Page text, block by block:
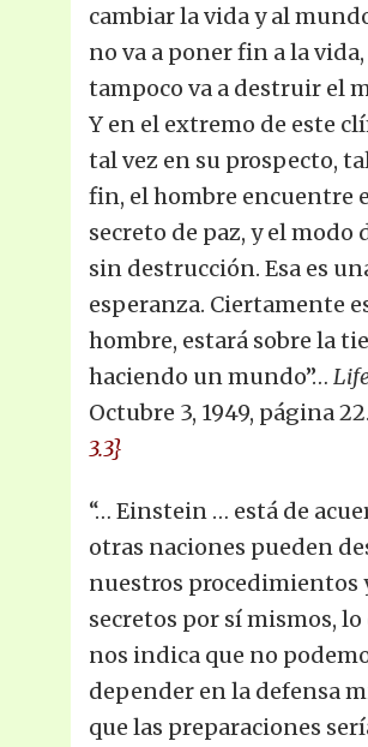
cambiar la vida y al
no va a poner fin a la vida,
tampoco va a destruir el
Y en el extremo de este
tal vez en su prospecto,
fin, el hombre encuentre
secreto de paz, y el modo
sin destrucción. Esa es
esperanza. Ciertamente
hombre, estará sobre la
haciendo un mundo”…
Octubre 3, 1949, página 22.
3.3}
“… Einstein … está de
otras naciones pueden
nuestros procedimientos
secretos por sí mismos, lo
nos indica que no
depender en la defensa
que las preparaciones